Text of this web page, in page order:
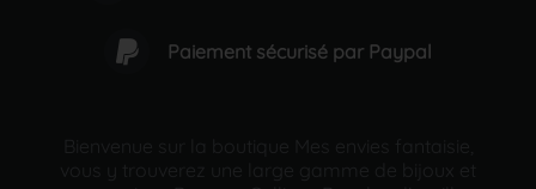
Paiement sécurisé par Paypal